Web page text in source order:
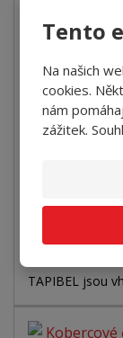
Tento
Na našich
cookies.
nám
zážitek.
Kobercové
743 Kč za m2
TAPIBEL jsou